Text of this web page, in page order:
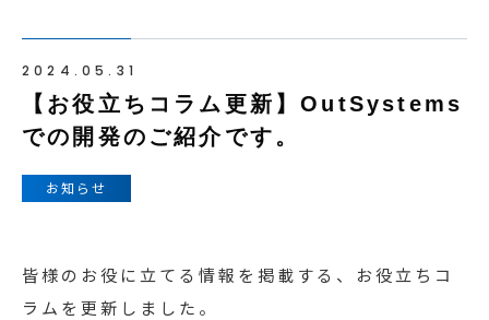
資料ダウンロード
採用情報
お知らせ
2024.05.31
【お役立ちコラム更新】OutSystems
での開発のご紹介です。
お知らせ
皆様のお役に立てる情報を掲載する、お役立ちコ
ラムを更新しました。